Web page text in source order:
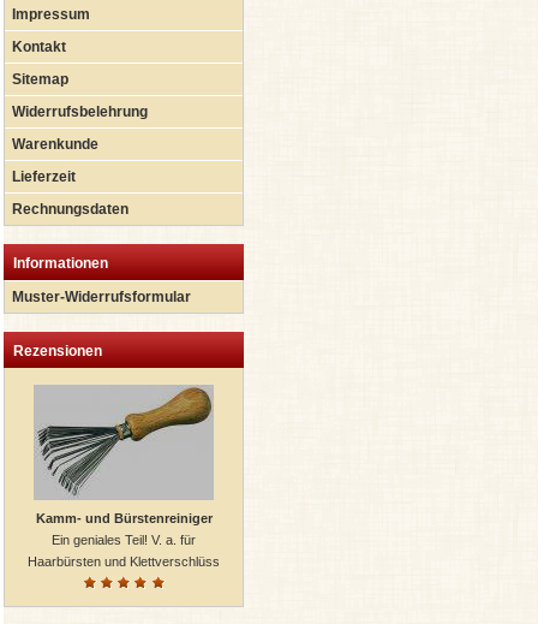
Impressum
Kontakt
Sitemap
Widerrufsbelehrung
Warenkunde
Lieferzeit
Rechnungsdaten
Informationen
Muster-Widerrufsformular
Rezensionen
Kamm- und Bürstenreiniger
Ein geniales Teil! V. a. für
Haarbürsten und Klettverschlüss